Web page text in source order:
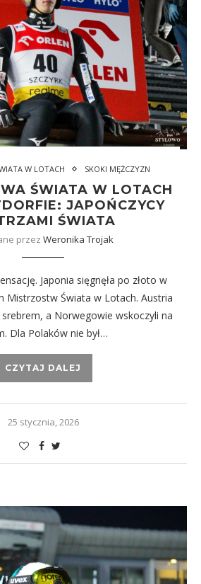
W LOTACH SKOKI MĘŻCZYZN
ŚWIATA W LOTACH
JAPOŃCZYCY
ŚWIATA
przez Weronika Trojak
Japonia sięgnęła po złoto w
Mistrzostw Świata w Lotach. Austria
a Norwegowie wskoczyli na
Dla Polaków nie był…
CZYTAJ DALEJ
25 stycznia, 2026